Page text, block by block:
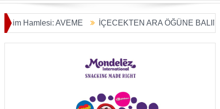
AVEME İÇECEKTEN ARA ÖĞÜNE BALIN
Dönüşümü Başladı